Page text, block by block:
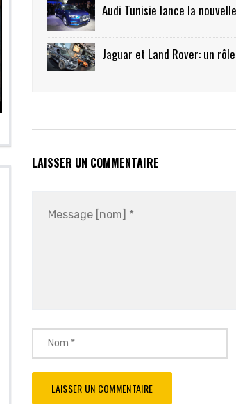
Audi Tunisie lance la
Jaguar et Land Rover: un
LAISSER UN COMMENTAIRE